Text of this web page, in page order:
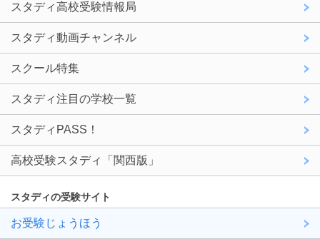
スタディ高校受験情報局
スタディ動画チャンネル
スクール特集
スタディ注目の学校一覧
スタディPASS！
高校受験スタディ「関西版」
スタディの受験サイト
お受験じょうほう